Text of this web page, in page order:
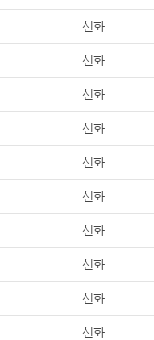
신화
신화
신화
신화
신화
신화
신화
신화
신화
신화